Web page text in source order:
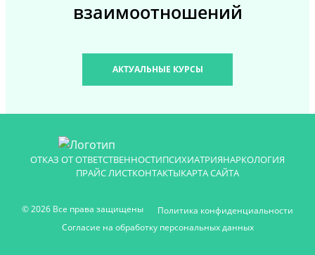
взаимоотношений
АКТУАЛЬНЫЕ КУРСЫ
ОТКАЗ ОТ ОТВЕТСТВЕННОСТИПСИХИАТРИЯНАРКОЛОГИЯ
ПРАЙС ЛИСТКОНТАКТЫКАРТА САЙТА
© 2026 Все права защищены
Политика конфиденциальности
Согласие на обработку персональных данных